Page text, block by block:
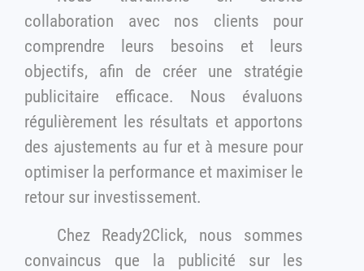
collaboration avec nos clients pour
comprendre leurs besoins et leurs
objectifs, afin de créer une stratégie
publicitaire efficace. Nous évaluons
régulièrement les résultats et apportons
des ajustements au fur et à mesure pour
optimiser la performance et maximiser le
retour sur investissement.
Chez Ready2Click, nous sommes
convaincus que la publicité sur les